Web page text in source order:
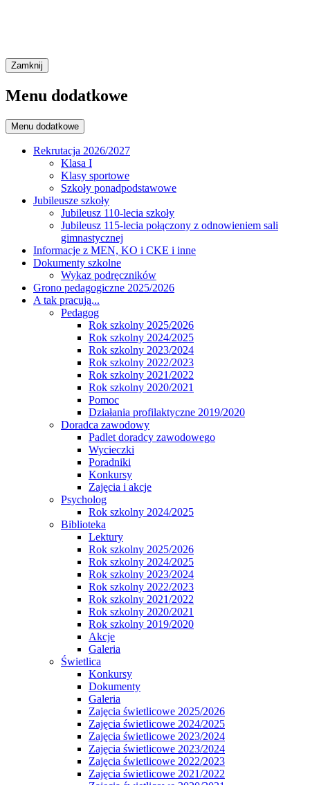
Zamknij
Menu dodatkowe
Menu dodatkowe
Rekrutacja 2026/2027
Klasa I
Klasy sportowe
Szkoły ponadpodstawowe
Jubileusze szkoły
Jubileusz 110-lecia szkoły
Jubileusz 115-lecia połączony z odnowieniem sali
gimnastycznej
Informacje z MEN, KO i CKE i inne
Dokumenty szkolne
Wykaz podręczników
Grono pedagogiczne 2025/2026
A tak pracują...
Pedagog
Rok szkolny 2025/2026
Rok szkolny 2024/2025
Rok szkolny 2023/2024
Rok szkolny 2022/2023
Rok szkolny 2021/2022
Rok szkolny 2020/2021
Pomoc
Działania profilaktyczne 2019/2020
Doradca zawodowy
Padlet doradcy zawodowego
Wycieczki
Poradniki
Konkursy
Zajęcia i akcje
Psycholog
Rok szkolny 2024/2025
Biblioteka
Lektury
Rok szkolny 2025/2026
Rok szkolny 2024/2025
Rok szkolny 2023/2024
Rok szkolny 2022/2023
Rok szkolny 2021/2022
Rok szkolny 2020/2021
Rok szkolny 2019/2020
Akcje
Galeria
Świetlica
Konkursy
Dokumenty
Galeria
Zajęcia świetlicowe 2025/2026
Zajęcia świetlicowe 2024/2025
Zajęcia świetlicowe 2023/2024
Zajęcia świetlicowe 2023/2024
Zajęcia świetlicowe 2022/2023
Zajęcia świetlicowe 2021/2022